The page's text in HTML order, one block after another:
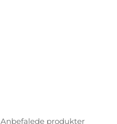
Anbefalede produkter